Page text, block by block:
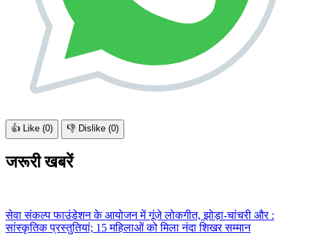
👍 Like (0) 👎 Dislike (0)
जरूरी खबरें
सेवा संकल्प फाउंडेशन के आयोजन में गूंजे लोकगीत, झोड़ा-चांचरी और :
सांस्कृतिक प्रस्तुतियां; 15 महिलाओं को मिला नंदा शिखर सम्मान